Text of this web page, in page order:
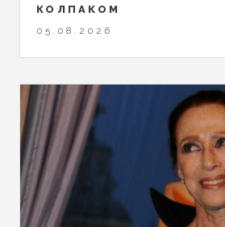
КОЛПАКОМ
05.08.2026